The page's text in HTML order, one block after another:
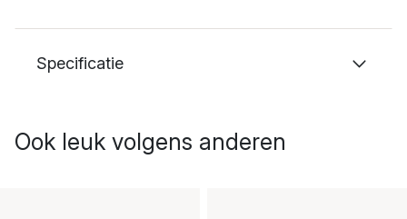
Specificatie
Ook leuk volgens anderen